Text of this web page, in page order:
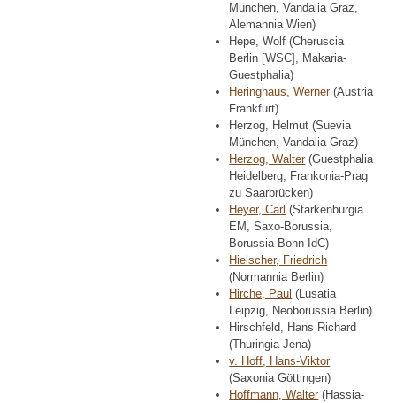
München, Vandalia Graz,
Alemannia Wien)
Hepe, Wolf (Cheruscia
Berlin [WSC], Makaria-
Guestphalia)
Heringhaus, Werner (Austria
Frankfurt)
Herzog, Helmut (Suevia
München, Vandalia Graz)
Herzog, Walter (Guestphalia
Heidelberg, Frankonia-Prag
zu Saarbrücken)
Heyer, Carl (Starkenburgia
EM, Saxo-Borussia,
Borussia Bonn IdC)
Hielscher, Friedrich
(Normannia Berlin)
Hirche, Paul (Lusatia
Leipzig, Neoborussia Berlin)
Hirschfeld, Hans Richard
(Thuringia Jena)
v. Hoff, Hans-Viktor
(Saxonia Göttingen)
Hoffmann, Walter (Hassia-